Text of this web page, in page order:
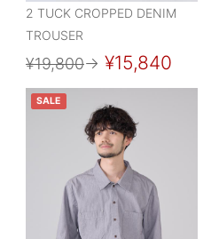
2 TUCK CROPPED DENIM
TROUSER
¥19,800→ ¥15,840
SALE